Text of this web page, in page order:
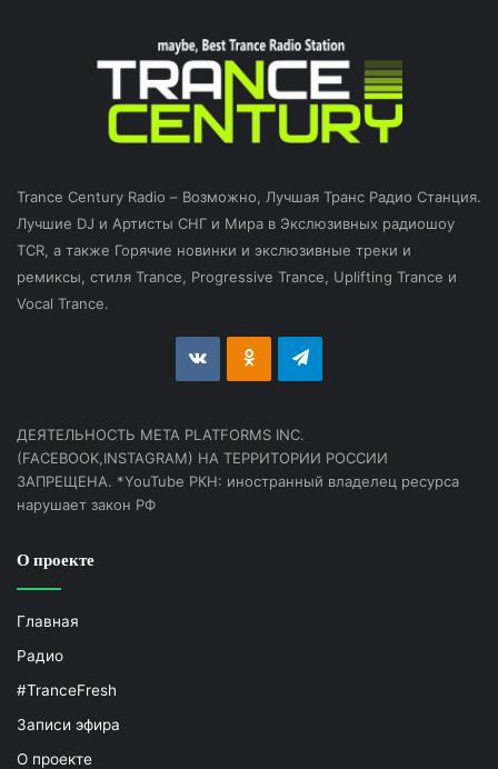
Trance Century Radio – Возможно, Лучшая Транс Радио Станция.
Лучшие DJ и Артисты СНГ и Мира в Экслюзивных радиошоу
TCR, а также Горячие новинки и экслюзивные треки и
ремиксы, стиля Trance, Progressive Trance, Uplifting Trance и
Vocal Trance.
vk.com Odnoklassniki
Telegram
ДЕЯТЕЛЬНОСТЬ МЕТА PLATFORMS INC.
(FACEBOOK,INSTAGRAM) НА ТЕРРИТОРИИ РОССИИ
ЗАПРЕЩЕНА. *YouTube РКН: иностранный владелец ресурса
нарушает закон РФ
О проекте
Главная
Радио
#TranceFresh
Записи эфира
О проекте